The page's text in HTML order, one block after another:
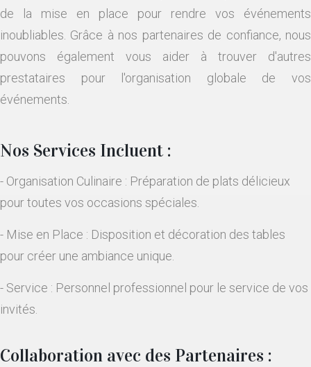
de la mise en place pour rendre vos événements
inoubliables. Grâce à nos partenaires de confiance, nous
pouvons également vous aider à trouver d'autres
prestataires pour l'organisation globale de vos
événements.
Nos Services Incluent :
- Organisation Culinaire : Préparation de plats délicieux
pour toutes vos occasions spéciales.
- Mise en Place : Disposition et décoration des tables
pour créer une ambiance unique.
- Service : Personnel professionnel pour le service de vos
invités.
Collaboration avec des Partenaires :